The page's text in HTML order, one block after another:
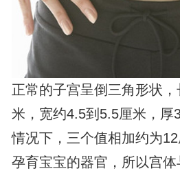
正常的子宫呈倒三角形状
米，宽约4.5到5.5厘米，厚
情况下，三个值相加约为
孕育宝宝的器官，所以宫